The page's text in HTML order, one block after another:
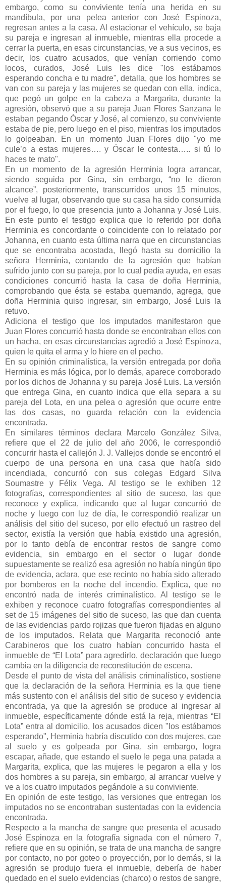
embargo, como su conviviente tenía una herida en su
mandíbula, por una pelea anterior con José Espinoza,
regresan antes a la casa. Al estacionar el vehículo, se baja
su pareja e ingresan al inmueble, mientras ella procede a
cerrar la puerta, en esas circunstancias, ve a sus vecinos, es
decir, los cuatro acusados, que venían corriendo como
locos, curados, José Luis les dice "los estábamos
esperando concha e tu madre", detalla, que los hombres se
van con su pareja y las mujeres se quedan con ella, indica,
que pegó un golpe en la cabeza a Margarita, durante la
agresión, observó que a su pareja Juan Flores Sanzana le
estaban pegando Óscar y José, al comienzo, su conviviente
estaba de pie, pero luego en el piso, mientras los imputados
lo golpeaban. En un momento Juan Flores dijo "yo me
cule’o a estas mujeres…. y Óscar le contesta….. si tú lo
haces te mato".
En un momento de la agresión Herminia logra arrancar,
siendo seguida por Gina, sin embargo, “no le dieron
alcance”, posteriormente, transcurridos unos 15 minutos,
vuelve al lugar, observando que su casa ha sido consumida
por el fuego, lo que presencia junto a Johanna y José Luis.
En este punto el testigo explica que lo referido por doña
Herminia es concordante o coincidente con lo relatado por
Johanna, en cuanto esta última narra que en circunstancias
que se encontraba acostada, llegó hasta su domicilio la
señora Herminia, contando de la agresión que habían
sufrido junto con su pareja, por lo cual pedía ayuda, en esas
condiciones concurrió hasta la casa de doña Herminia,
comprobando que ésta se estaba quemando, agrega, que
doña Herminia quiso ingresar, sin embargo, José Luis la
retuvo.
Adiciona el testigo que los imputados manifestaron que
Juan Flores concurrió hasta donde se encontraban ellos con
un hacha, en esas circunstancias agredió a José Espinoza,
quien le quita el arma y lo hiere en el pecho.
En su opinión criminalística, la versión entregada por doña
Herminia es más lógica, por lo demás, aparece corroborado
por los dichos de Johanna y su pareja José Luis. La versión
que entrega Gina, en cuanto indica que ella separa a su
pareja del Lota, en una pelea o agresión que ocurre entre
las dos casas, no guarda relación con la evidencia
encontrada.
En similares términos declara Marcelo González Silva,
refiere que el 22 de julio del año 2006, le correspondió
concurrir hasta el callejón J. J. Vallejos donde se encontró el
cuerpo de una persona en una casa que había sido
incendiada, concurrió con sus colegas Edgard Silva
Soumastre y Félix Vega. Al testigo se le exhiben 12
fotografías, correspondientes al sitio de suceso, las que
reconoce y explica, indicando que al lugar concurrió de
noche y luego con luz de día, le correspondió realizar un
análisis del sitio del suceso, por ello efectuó un rastreo del
sector, existía la versión que había existido una agresión,
por lo tanto debía de encontrar restos de sangre como
evidencia, sin embargo en el sector o lugar donde
supuestamente se realizó esa agresión no había ningún tipo
de evidencia, aclara, que ese recinto no había sido alterado
por bomberos en la noche del incendio. Explica, que no
encontró nada de interés criminalístico. Al testigo se le
exhiben y reconoce cuatro fotografías correspondientes al
set de 15 imágenes del sitio de suceso, las que dan cuenta
de las evidencias pardo rojizas que fueron fijadas en alguno
de los imputados. Relata que Margarita reconoció ante
Carabineros que los cuatro habían concurrido hasta el
inmueble de “El Lota” para agredirlo, declaración que luego
cambia en la diligencia de reconstitución de escena.
Desde el punto de vista del análisis criminalístico, sostiene
que la declaración de la señora Herminia es la que tiene
más sustento con el análisis del sitio de suceso y evidencia
encontrada, ya que la agresión se produce al ingresar al
inmueble, específicamente dónde está la reja, mientras “El
Lota” entra al domicilio, los acusados dicen "los estábamos
esperando", Herminia habría discutido con dos mujeres, cae
al suelo y es golpeada por Gina, sin embargo, logra
escapar, añade, que estando el suelo le pega una patada a
Margarita, explica, que las mujeres le pegaron a ella y los
dos hombres a su pareja, sin embargo, al arrancar vuelve y
ve a los cuatro imputados pegándole a su conviviente.
En opinión de este testigo, las versiones que entregan los
imputados no se encontraban sustentadas con la evidencia
encontrada.
Respecto a la mancha de sangre que presenta el acusado
José Espinoza en la fotografía signada con el número 7,
refiere que en su opinión, se trata de una mancha de sangre
por contacto, no por goteo o proyección, por lo demás, si la
agresión se produjo fuera el inmueble, debería de haber
quedado en el suelo evidencias (charco) o restos de sangre,